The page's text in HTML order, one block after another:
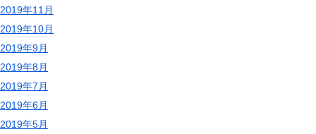
2019年11月
2019年10月
2019年9月
2019年8月
2019年7月
2019年6月
2019年5月